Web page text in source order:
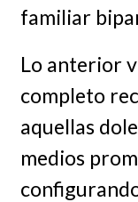
familiar
Lo anterior
completo
aquellas
medios